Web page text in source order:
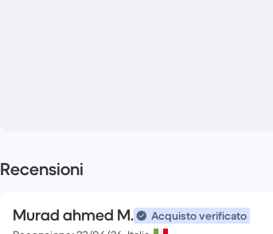
Recensioni
Murad ahmed M.
Acquisto verificato